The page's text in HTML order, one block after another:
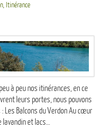
, Itinérance
à peu nos itinérances, en ce
leurs portes, nous pouvons
Les Balcons du Verdon Au cœur
lavandin et lacs…